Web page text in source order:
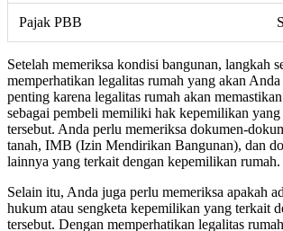
Pajak PBB
Setelah memeriksa kondisi bangunan, langkah
memperhatikan legalitas rumah yang akan
penting karena legalitas rumah akan
sebagai pembeli memiliki hak kepemilikan yang
tersebut. Anda perlu memeriksa dokumen-
tanah, IMB (Izin Mendirikan Bangunan), dan
lainnya yang terkait dengan kepemilikan rumah.
Selain itu, Anda juga perlu memeriksa apakah
hukum atau sengketa kepemilikan yang terkait
tersebut. Dengan memperhatikan legalitas